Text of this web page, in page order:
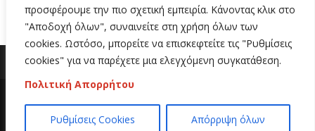
προσφέρουμε την πιο σχετική εμπειρία. Κάνοντας κλικ στο
"Αποδοχή όλων", συναινείτε στη χρήση όλων των
cookies. Ωστόσο, μπορείτε να επισκεφτείτε τις "Ρυθμίσεις
cookies" για να παρέχετε μια ελεγχόμενη συγκατάθεση.
Πολιτική Απορρήτου
Ρυθμίσεις Cookies Απόρριψη όλων
Copyright 2020 | All Rights Reserved | Κατασκευή
ιστοσελίδων
Hi Web